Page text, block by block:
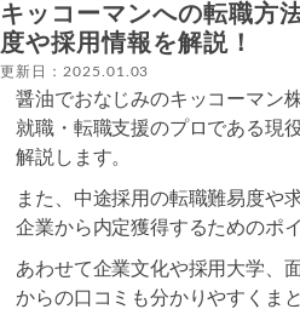
キッコーマンへの転職方
度や採用情報を解説！
更新日：2025.01.03
醤油でおなじみのキッコーマン
就職・転職支援のプロである現
解説します。
また、中途採用の転職難易度や
企業から内定獲得するためのポ
あわせて企業文化や採用大学、
からの口コミも分かりやすくま